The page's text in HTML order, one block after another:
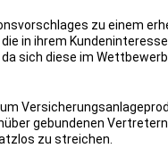
zu einem
in ihrem
sich diese im
gebundenen
zu streichen.